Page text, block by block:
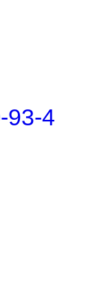
93-4